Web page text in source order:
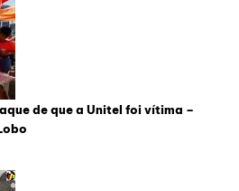
de que a Unitel foi vítima –